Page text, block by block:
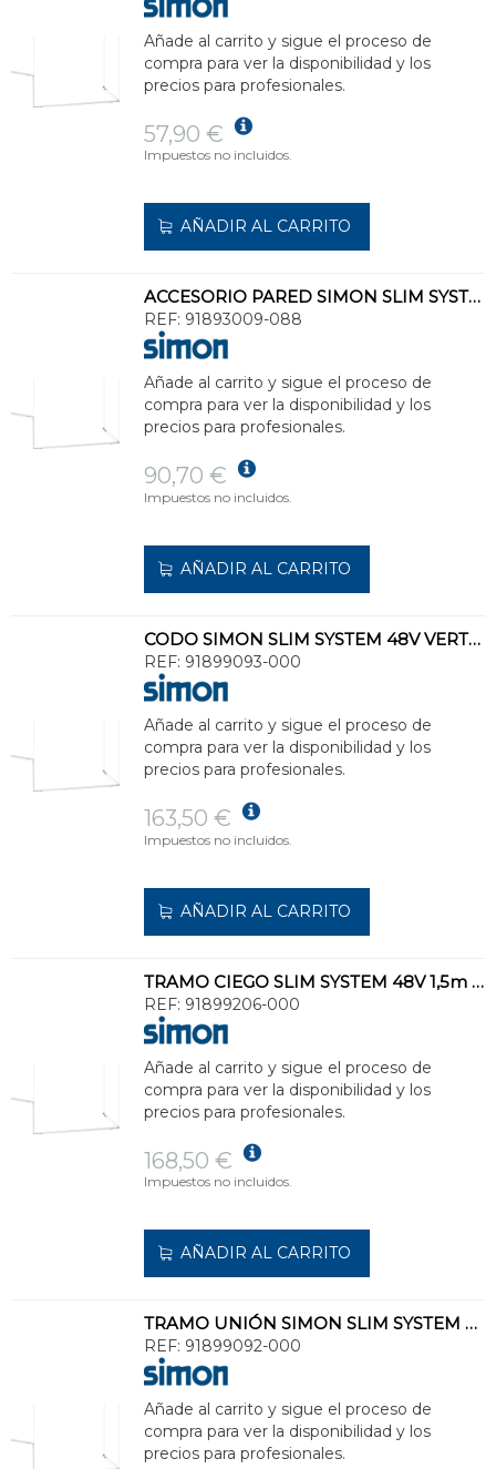
Añade al carrito y sigue el proceso de
compra para ver la disponibilidad y los
precios para profesionales.
57,90 €
Impuestos no incluidos.
AÑADIR AL CARRITO
ACCESORIO PARED SIMON SLIM SYSTEM 48V PARA EQUIPO NEGRO
REF: 91893009-088
Añade al carrito y sigue el proceso de
compra para ver la disponibilidad y los
precios para profesionales.
90,70 €
Impuestos no incluidos.
AÑADIR AL CARRITO
CODO SIMON SLIM SYSTEM 48V VERTICAL SUSPENDIDO CON VARILLA BLANCO
REF: 91899093-000
Añade al carrito y sigue el proceso de
compra para ver la disponibilidad y los
precios para profesionales.
163,50 €
Impuestos no incluidos.
AÑADIR AL CARRITO
TRAMO CIEGO SLIM SYSTEM 48V 1,5m 0-10V&DALI BLANCO
REF: 91899206-000
Añade al carrito y sigue el proceso de
compra para ver la disponibilidad y los
precios para profesionales.
168,50 €
Impuestos no incluidos.
AÑADIR AL CARRITO
TRAMO UNIÓN SIMON SLIM SYSTEM 48V SUSPENDIDO CON VARILLA BLANCO
REF: 91899092-000
Añade al carrito y sigue el proceso de
compra para ver la disponibilidad y los
precios para profesionales.